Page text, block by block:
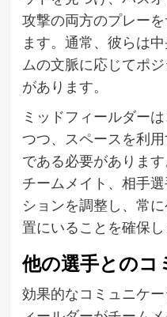
攻撃の両方のプレー
ます。通常、彼らは
ムの文脈に応じてポ
があります。
ミッドフィールダー
つつ、スペースを利
である必要がありま
チームメイト、相手
ションを調整し、常
置にいることを確保し
他の選手とのコ
効果的なコミュニケ